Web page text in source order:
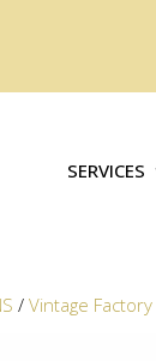
SERVICES
/Vintage Factory